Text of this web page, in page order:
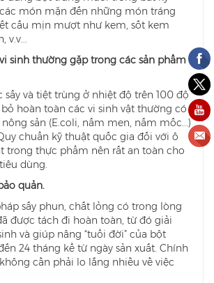
món mặn đến những món tráng
cấu mịn mượt như kem, sốt kem
v.v...
sinh thường gặp trong các sản phẩm
sấy và tiệt trùng ở nhiệt độ trên 100 độ
hoàn toàn các vi sinh vật thường có
sản (E.coli, nấm men, nấm mốc...)
chuẩn kỹ thuật quốc gia đối với ô
trong thực phẩm nên rất an toàn cho
dùng.
quản.
sấy phun, chất lỏng có trong lòng
được tách đi hoàn toàn, từ đó giải
và giúp nâng “tuổi đời” của bột
24 tháng kể từ ngày sản xuất. Chính
cần phải lo lắng nhiều về việc